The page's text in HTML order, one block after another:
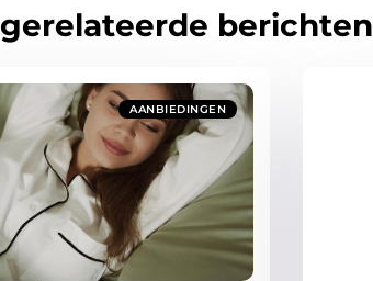
gerelateerde berichten
AANBIEDINGEN